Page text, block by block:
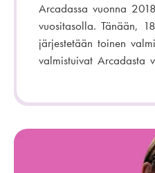
Arcadassa vuonna
vuositasolla. Tänään,
järjestetään toinen
valmistuivat Arcadasta